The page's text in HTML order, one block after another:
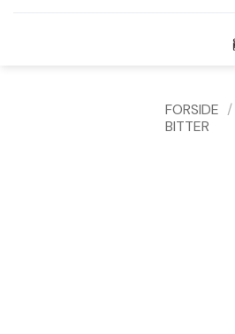
FORSIDE /
BITTER